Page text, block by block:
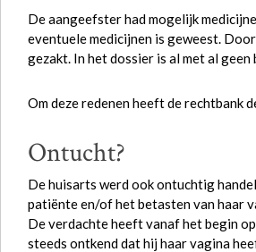
De aangeefster had mogelijk
eventuele medicijnen is geweest.
gezakt. In het dossier is al met al
Om deze redenen heeft de rechtbank
Ontucht?
De huisarts werd ook ontuchtig
patiënte en/of het betasten van haar
De verdachte heeft vanaf het begin
steeds ontkend dat hij haar vagina